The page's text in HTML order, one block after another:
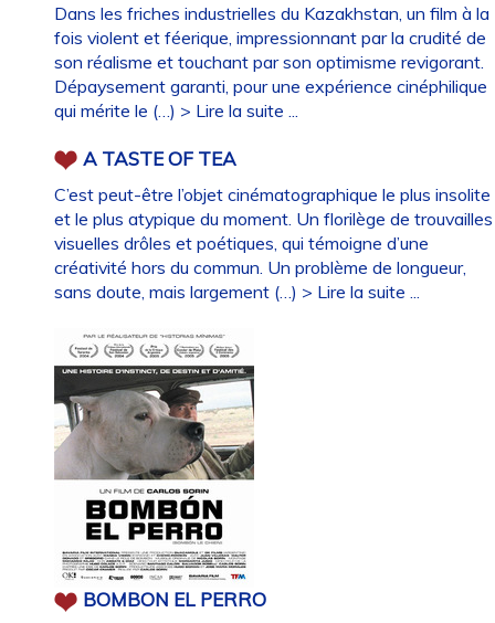
Dans les friches industrielles du Kazakhstan, un film à la
fois violent et féerique, impressionnant par la crudité de
son réalisme et touchant par son optimisme revigorant.
Dépaysement garanti, pour une expérience cinéphilique
qui mérite le (…) > Lire la suite ...
A TASTE OF TEA
C’est peut-être l’objet cinématographique le plus insolite
et le plus atypique du moment. Un florilège de trouvailles
visuelles drôles et poétiques, qui témoigne d’une
créativité hors du commun. Un problème de longueur,
sans doute, mais largement (…) > Lire la suite ...
BOMBON EL PERRO